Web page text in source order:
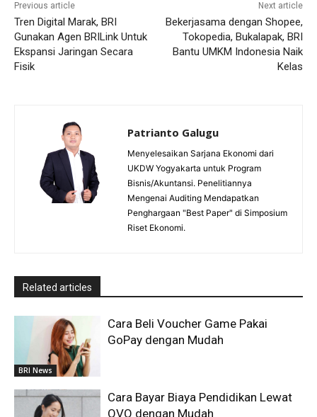
Previous article
Tren Digital Marak, BRI
Gunakan Agen BRILink Untuk
Ekspansi Jaringan Secara
Fisik
Next article
Bekerjasama dengan Shopee,
Tokopedia, Bukalapak, BRI
Bantu UMKM Indonesia Naik
Kelas
Patrianto Galugu
Menyelesaikan Sarjana Ekonomi dari
UKDW Yogyakarta untuk Program
Bisnis/Akuntansi. Penelitiannya
Mengenai Auditing Mendapatkan
Penghargaan "Best Paper" di Simposium
Riset Ekonomi.
Related articles
BRI News
Cara Beli Voucher Game Pakai
GoPay dengan Mudah
Cara Bayar Biaya Pendidikan Lewat
OVO dengan Mudah